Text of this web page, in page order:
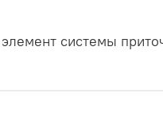
системы